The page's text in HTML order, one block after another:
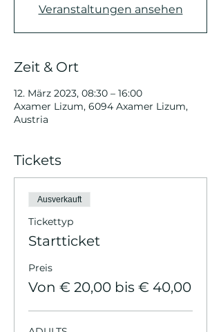
Veranstaltungen ansehen
Zeit & Ort
12. März 2023, 08:30 – 16:00
Axamer Lizum, 6094 Axamer Lizum,
Austria
Tickets
Ausverkauft
Tickettyp
Startticket
Preis
Von € 20,00 bis € 40,00